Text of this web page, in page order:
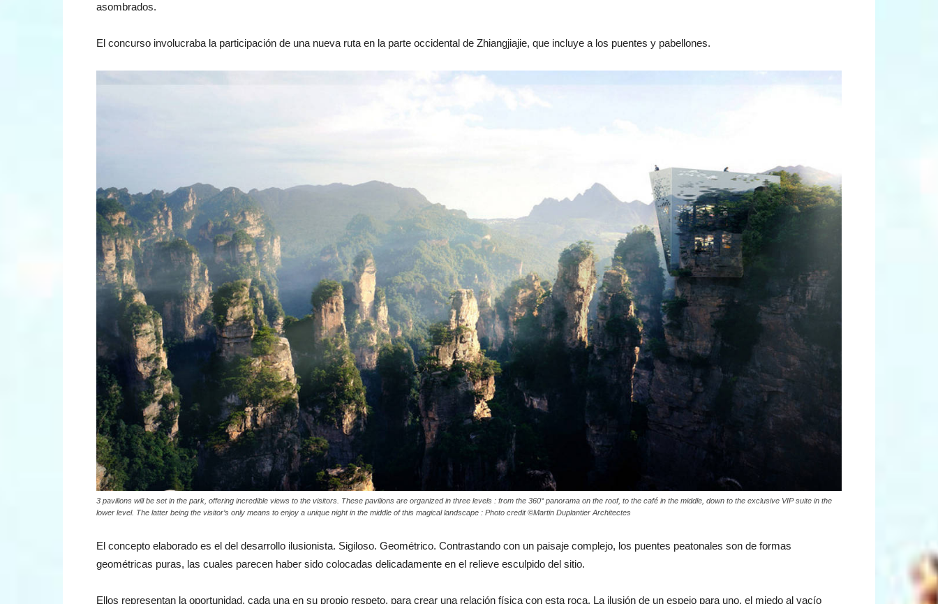
asombrados.
El concurso involucraba la participación de una nueva ruta en la parte occidental de Zhiangjiajie, que incluye a los puentes y pabellones.
3 pavilions will be set in the park, offering incredible views to the visitors. These pavilions are organized in three levels : from the 360° panorama on the roof, to the café in the middle, down to the exclusive VIP suite in the
lower level. The latter being the visitor’s only means to enjoy a unique night in the middle of this magical landscape : Photo credit ©Martin Duplantier Architectes
El concepto elaborado es el del desarrollo ilusionista. Sigiloso. Geométrico. Contrastando con un paisaje complejo, los puentes peatonales son de formas
geométricas puras, las cuales parecen haber sido colocadas delicadamente en el relieve esculpido del sitio.
Ellos representan la oportunidad, cada una en su propio respeto, para crear una relación física con esta roca. La ilusión de un espejo para uno, el miedo al vacío